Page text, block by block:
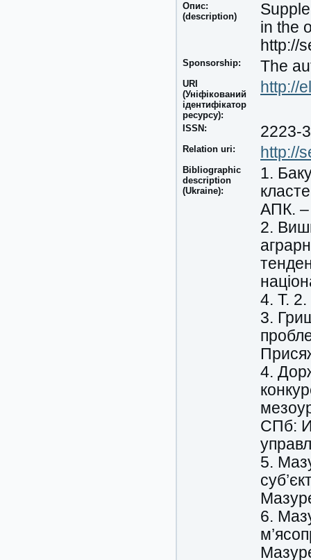
Опис:
(description)
in the
http://
Sponsorship: The
URI
(Уніфікований
ідентифікатор
ресурсу):
http://
ISSN: 2223-
Relation uri: http://
Bibliographic
description
(Ukraine):
1.
АПК.
2.
4. Т.
3.
4.
СПб:
5.
6.